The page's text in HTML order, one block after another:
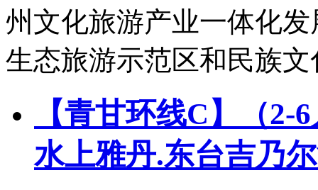
州文化旅游产业一体化
生态旅游示范区和民族
【青甘环线C】（2-
水上雅丹.东台吉乃